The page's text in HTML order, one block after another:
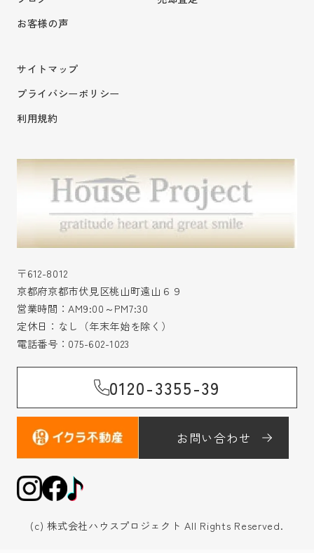
お客様の声
サイトマップ
プライバシーポリシー
利用規約
〒612-8012
京都府京都市伏見区桃山町遠山６９
営業時間：AM9:00～PM7:30
定休日：なし（年末年始を除く）
電話番号： 075-602-1023
0120-3355-39
お問い合わせ
(c) 株式会社ハウスプロジェクト All Rights Reserved.